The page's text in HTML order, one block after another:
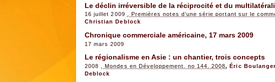
Le déclin irréversible de la réciprocité et du
16 juillet 2009 , Premières notes d’une série portant sur le
Christian Deblock
Chronique commerciale américaine, 17 mars 2009
17 mars 2009
Le régionalisme en Asie : un chantier, trois concepts
2008 , Mondes en Développement, no 144, 2008,Éric
Deblock